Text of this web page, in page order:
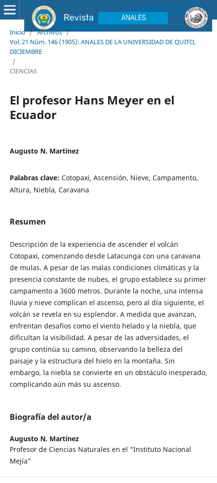
Inicio / Archivos /
Vol. 21 Núm. 146 (1905): ANALES DE LA UNIVERSIDAD DE QUITO,
DICIEMBRE
/
CIENCIAS
El profesor Hans Meyer en el
Ecuador
Augusto N. Martínez
Palabras clave: Cotopaxi, Ascensión, Nieve, Campamento,
Altura, Niebla, Caravana
Resumen
Descripción de la experiencia de ascender el volcán
Cotopaxi, comenzando desde Latacunga con una caravana
de mulas. A pesar de las malas condiciones climáticas y la
presencia constante de nubes, el grupo establece su primer
campamento a 3600 metros. Durante la noche, una intensa
lluvia y nieve complican el ascenso, pero al día siguiente, el
volcán se revela en su esplendor. A medida que avanzan,
enfrentan desafíos como el viento helado y la niebla, que
dificultan la visibilidad. A pesar de las adversidades, el
grupo continúa su camino, observando la belleza del
paisaje y la estructura del hielo en la montaña. Sin
embargo, la niebla se convierte en un obstáculo inesperado,
complicando aún más su ascenso.
Biografía del autor/a
Augusto N. Martínez
Profesor de Ciencias Naturales en el “Instituto Nacional
Mejía”